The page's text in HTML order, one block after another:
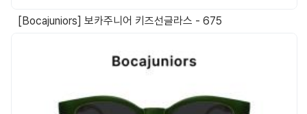
[Bocajuniors] 보카주니어 키즈선글라스 - 675